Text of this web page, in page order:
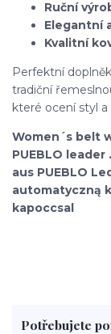
Ruční
Elegantní
Kvalitní
Perfektní
tradiční
které ocení styl
Women´s belt
PUEBLO
aus PUEBLO
automatyczną
kapoccsal
Potřebujete